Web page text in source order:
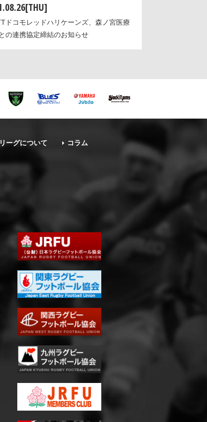
ドコモレッドハリケーンズ、森ノ宮医療
の連携協定締結のお知らせ
ーグについて コラム